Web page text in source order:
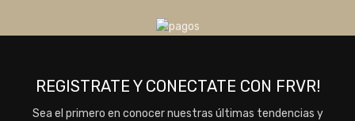
REGISTRATE Y CONECTATE CON FRVR!
Sea el primero en conocer nuestras últimas tendencias y